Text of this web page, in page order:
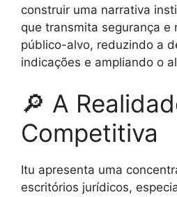
construir uma narrativa
que transmita segurança e
público-alvo, reduzindo a
indicações e ampliando o
🔎 A
Competitiva
Itu apresenta uma
escritórios jurídicos,